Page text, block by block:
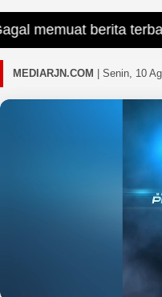
memuat berita terbaru.
MEDIARJN.COM Senin, 10